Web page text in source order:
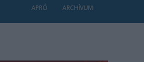
APRÓ ARCHÍVUM